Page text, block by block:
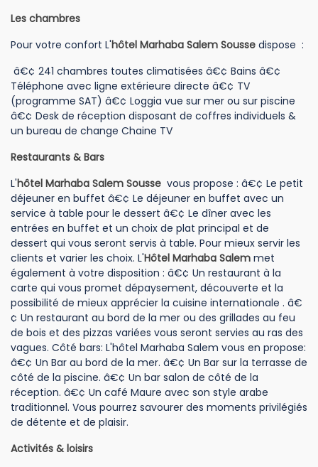
Les chambres
Pour votre confort L'hôtel Marhaba Salem Sousse dispose :
â€¢ 241 chambres toutes climatisées â€¢ Bains â€¢
Téléphone avec ligne extérieure directe â€¢ TV
(programme SAT) â€¢ Loggia vue sur mer ou sur piscine
â€¢ Desk de réception disposant de coffres individuels &
un bureau de change Chaine TV
Restaurants & Bars
L'hôtel Marhaba Salem Sousse vous propose : â€¢ Le petit
déjeuner en buffet â€¢ Le déjeuner en buffet avec un
service à table pour le dessert â€¢ Le dîner avec les
entrées en buffet et un choix de plat principal et de
dessert qui vous seront servis à table. Pour mieux servir les
clients et varier les choix. L'Hôtel Marhaba Salem met
également à votre disposition : â€¢ Un restaurant à la
carte qui vous promet dépaysement, découverte et la
possibilité de mieux apprécier la cuisine internationale . â€
¢ Un restaurant au bord de la mer ou des grillades au feu
de bois et des pizzas variées vous seront servies au ras des
vagues. Côté bars: L'hôtel Marhaba Salem vous en propose:
â€¢ Un Bar au bord de la mer. â€¢ Un Bar sur la terrasse de
côté de la piscine. â€¢ Un bar salon de côté de la
réception. â€¢ Un café Maure avec son style arabe
traditionnel. Vous pourrez savourer des moments privilégiés
de détente et de plaisir.
Activités & loisirs